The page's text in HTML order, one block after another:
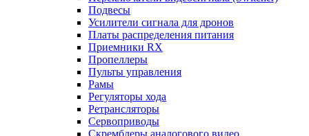
Подвесы
Усилители сигнала для дронов
Платы распределения питания
Приемники RX
Пропеллеры
Пульты управления
Рамы
Регуляторы хода
Ретрансляторы
Сервоприводы
Скремблеры аналогового видео